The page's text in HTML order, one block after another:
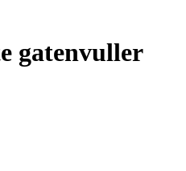
gatenvuller